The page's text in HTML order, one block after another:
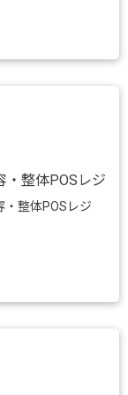
・整体POSレジ